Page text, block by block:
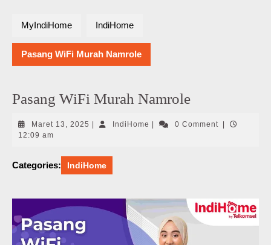
MyIndiHome IndiHome
Pasang WiFi Murah Namrole
Pasang WiFi Murah Namrole
Maret 13, 2025 Maret
IndiHome IndiHome0 Comment
12:09 am
Categories: IndiHome